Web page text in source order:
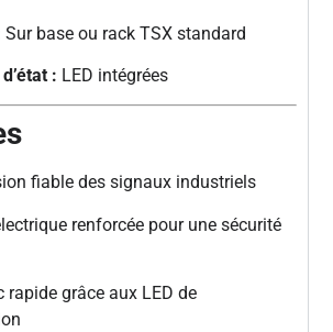
Sur base ou rack TSX standard
: LED intégrées
fiable des signaux industriels
renforcée pour une sécurité
rapide grâce aux LED de